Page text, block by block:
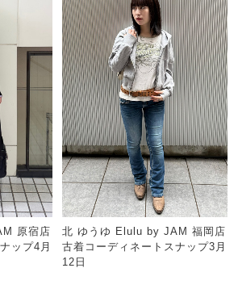
原宿店
ップ4月
北 ゆうゆ Elulu by JAM 福岡店
古着コーディネートスナップ3月
12日